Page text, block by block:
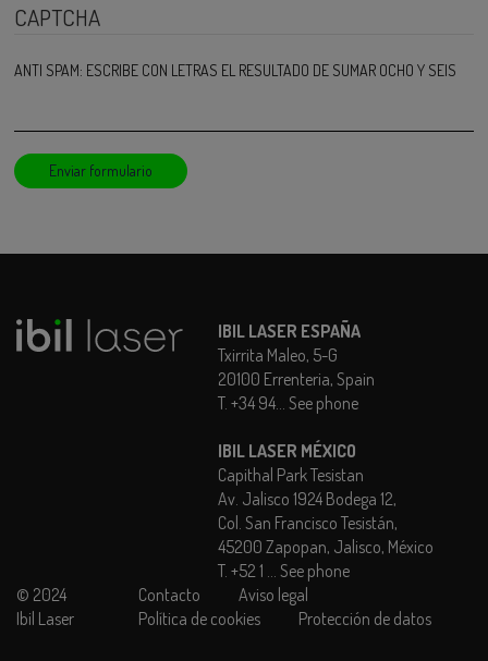
CAPTCHA
ANTI SPAM: ESCRIBE CON LETRAS EL RESULTADO DE SUMAR OCHO Y SEIS
IBIL LASER ESPAÑA
Txirrita Maleo, 5-G
20100 Errenteria, Spain
T. +34 94... See phone
IBIL LASER MÉXICO
Capithal Park Tesistan
Av. Jalisco 1924 Bodega 12,
Col. San Francisco Tesistán,
45200 Zapopan, Jalisco, México
T. +52 1 ... See phone
© 2024
Ibil Laser
Legal
Contacto
Aviso legal
Política de cookies
Protección de datos